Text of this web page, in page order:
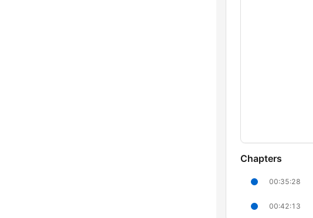
Chapters
00:35:28
00:42:13